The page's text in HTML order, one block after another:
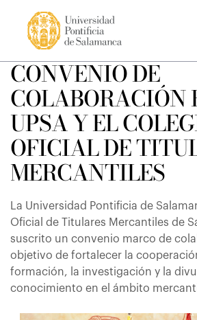
CONVENIO DE
COLABORACIÓN
UPSA Y EL
OFICIAL DE
MERCANTILES
La Universidad Pontificia de
Oficial de Titulares Mercantiles de
suscrito un convenio marco de
objetivo de fortalecer la
formación, la investigación y la
conocimiento en el ámbito